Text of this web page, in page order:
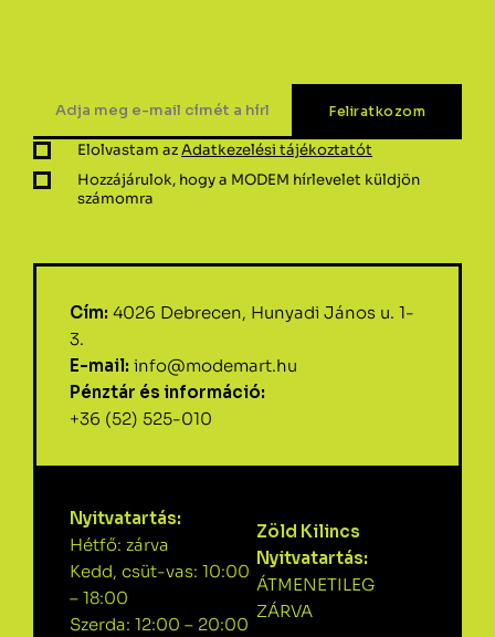
Elolvastam azAdatkezelési tájékoztatót
Hozzájárulok, hogy a MODEM hírlevelet küldjön
számomra
Cím: 4026 Debrecen, Hunyadi János u. 1-
3.
E-mail: info@modemart.hu
Pénztár és információ:
+36 (52) 525-010
Nyitvatartás:
Hétfő: zárva
Kedd, csüt-vas: 10:00
– 18:00
Szerda: 12:00 – 20:00
Zöld Kilincs
Nyitvatartás:
ÁTMENETILEG
ZÁRVA